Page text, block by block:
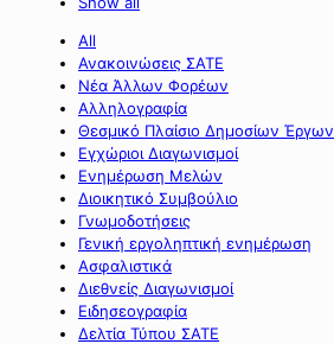
All
Ανακοινώσεις ΣΑΤΕ
Νέα Άλλων Φορέων
Αλληλογραφία
Θεσμικό Πλαίσιο Δημοσίων Έργων
Εγχώριοι Διαγωνισμοί
Ενημέρωση Μελών
Διοικητικό Συμβούλιο
Γνωμοδοτήσεις
Γενική εργοληπτική ενημέρωση
Ασφαλιστικά
Διεθνείς Διαγωνισμοί
Ειδησεογραφία
Δελτία Τύπου ΣΑΤΕ